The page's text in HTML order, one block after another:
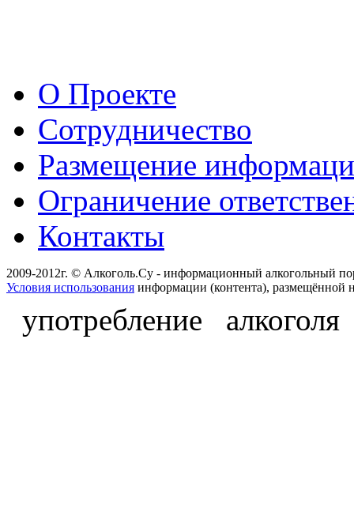
О Проекте
Сотрудничество
Размещение
Ограничение
Контакты
2009-2012г. © Алкоголь.Су - информационный алкогольный
Условия использования информации (контента), размещённой
употребление